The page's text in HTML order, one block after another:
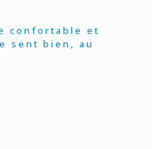
confortable et
sent bien, au